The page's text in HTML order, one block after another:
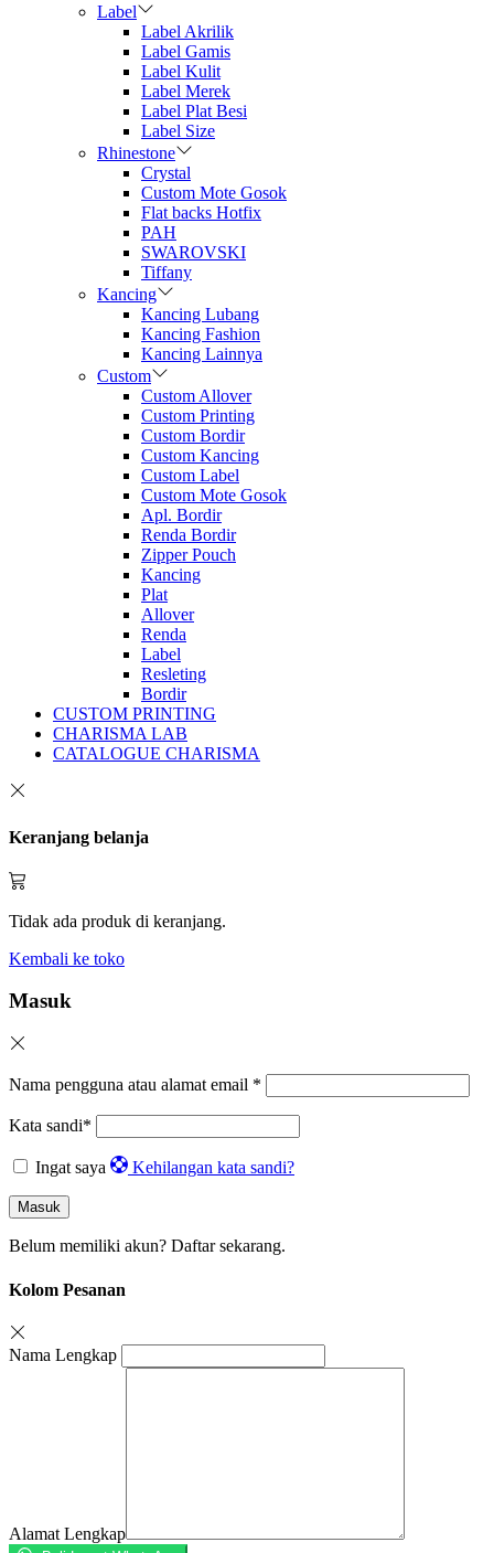
Label
Label Akrilik
Label Gamis
Label Kulit
Label Merek
Label Plat Besi
Label Size
Rhinestone
Crystal
Custom Mote Gosok
Flat backs Hotfix
PAH
SWAROVSKI
Tiffany
Kancing
Kancing Lubang
Kancing Fashion
Kancing Lainnya
Custom
Custom Allover
Custom Printing
Custom Bordir
Custom Kancing
Custom Label
Custom Mote Gosok
Apl. Bordir
Renda Bordir
Zipper Pouch
Kancing
Plat
Allover
Renda
Label
Resleting
Bordir
CUSTOM PRINTING
CHARISMA LAB
CATALOGUE CHARISMA
Keranjang belanja
Tidak ada produk di keranjang.
Kembali ke toko
Masuk
Nama pengguna atau alamat email *
Kata sandi*
Ingat saya Kehilangan kata sandi?
Masuk
Belum memiliki akun? Daftar sekarang.
Kolom Pesanan
Nama Lengkap
Alamat Lengkap